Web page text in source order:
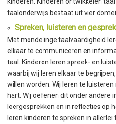
taalonderwijs bestaat uit vier
Spreken, luisteren en
Met mondelinge taalvaardigheid
elkaar te communiceren en
taal. Kinderen leren spreek- en
waarbij wij leren elkaar te
willen worden. Wij leren te
hart. Wij oefenen dit onder andere
leergesprekken en in reflecties op
leren kinderen te spreken in